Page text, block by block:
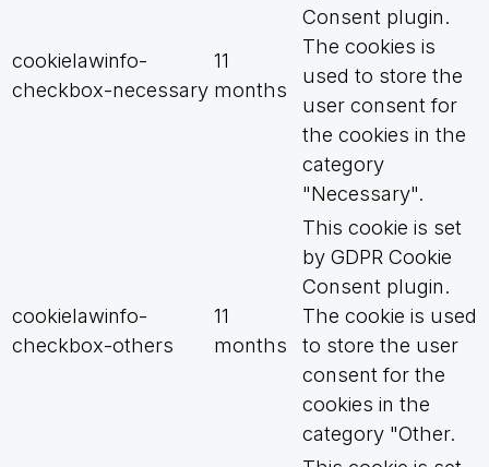
cookielawinfo-
checkbox-necessary
11
months
Consent plugin.
The cookies is
used to store the
user consent for
the cookies in the
category
"Necessary".
cookielawinfo-
checkbox-others
11
months
This cookie is set
by GDPR Cookie
Consent plugin.
The cookie is used
to store the user
consent for the
cookies in the
category "Other.